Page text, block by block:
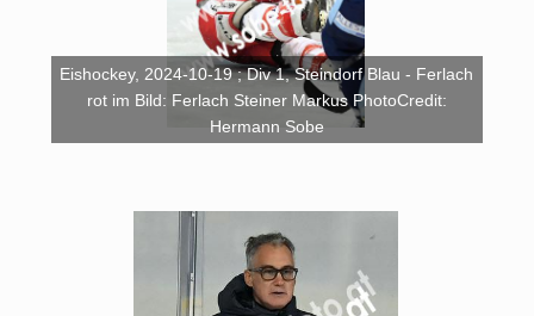
Eishockey, 2024-10-19 ; Div 1, Steindorf Blau - Ferlach
rot im Bild: Ferlach Steiner Markus PhotoCredit:
Hermann Sobe